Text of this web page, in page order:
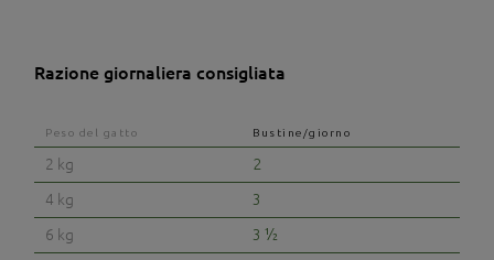
Razione giornaliera consigliata
Peso del gatto Bustine/giorno
2 kg
2
4 kg
3
6 kg
3 ½